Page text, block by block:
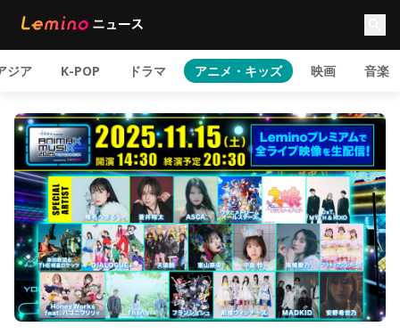
ジア K-POP ドラマ アニメ・キッズ 映画 音楽